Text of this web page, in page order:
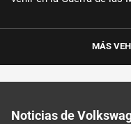
MÁS
Noticias de